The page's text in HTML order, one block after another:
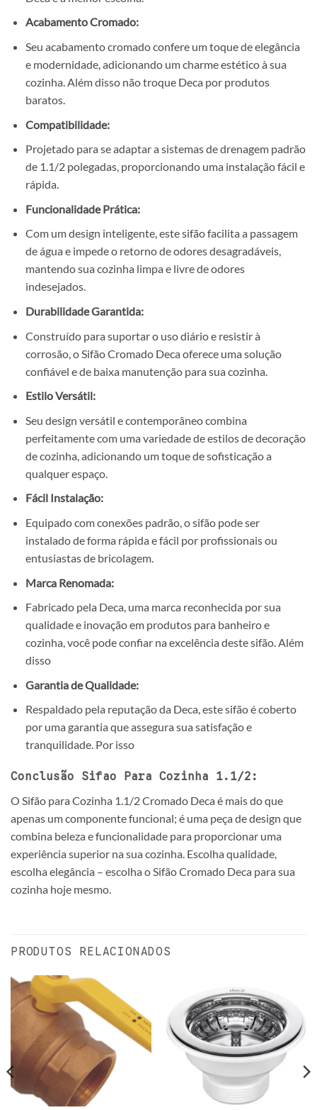
Acabamento Cromado:
Seu acabamento cromado confere um toque de elegância
e modernidade, adicionando um charme estético à sua
cozinha. Além disso não troque Deca por produtos
baratos.
Compatibilidade:
Projetado para se adaptar a sistemas de drenagem padrão
de 1.1/2 polegadas, proporcionando uma instalação fácil e
rápida.
Funcionalidade Prática:
Com um design inteligente, este sifão facilita a passagem
de água e impede o retorno de odores desagradáveis,
mantendo sua cozinha limpa e livre de odores
indesejados.
Durabilidade Garantida:
Construído para suportar o uso diário e resistir à
corrosão, o Sifão Cromado Deca oferece uma solução
confiável e de baixa manutenção para sua cozinha.
Estilo Versátil:
Seu design versátil e contemporâneo combina
perfeitamente com uma variedade de estilos de decoração
de cozinha, adicionando um toque de sofisticação a
qualquer espaço.
Fácil Instalação:
Equipado com conexões padrão, o sifão pode ser
instalado de forma rápida e fácil por profissionais ou
entusiastas de bricolagem.
Marca Renomada:
Fabricado pela Deca, uma marca reconhecida por sua
qualidade e inovação em produtos para banheiro e
cozinha, você pode confiar na excelência deste sifão. Além
disso
Garantia de Qualidade:
Respaldado pela reputação da Deca, este sifão é coberto
por uma garantia que assegura sua satisfação e
tranquilidade. Por isso
Conclusão Sifao Para Cozinha 1.1/2:
O Sifão para Cozinha 1.1/2 Cromado Deca é mais do que
apenas um componente funcional; é uma peça de design que
combina beleza e funcionalidade para proporcionar uma
experiência superior na sua cozinha. Escolha qualidade,
escolha elegância – escolha o Sifão Cromado Deca para sua
cozinha hoje mesmo.
PRODUTOS RELACIONADOS